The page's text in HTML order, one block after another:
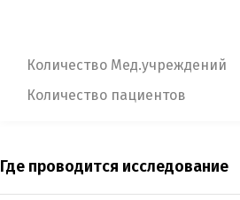
Количество Мед.учреждений
Количество пациентов
Где проводится исследование